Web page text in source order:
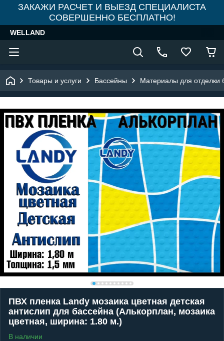
ЗАКАЖИ РАСЧЕТ И ВЫЕЗД СПЕЦИАЛИСТА
СОВЕРШЕННО БЕСПЛАТНО!
WELLAND
Товары и услуги Бассейны Материалы для отделки
ПВХ пленка Landy мозаика цветная детская
антислип для бассейна (Алькорплан, мозаика
цветная, ширина: 1.80 м.)
В наличии